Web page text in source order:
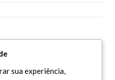
sua experiência,